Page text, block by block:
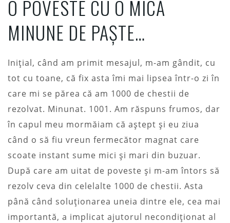
O POVESTE CU O MICĂ
MINUNE DE PAȘTE…
Inițial, când am primit mesajul, m-am gândit, cu
tot cu toane, că fix asta îmi mai lipsea într-o zi în
care mi se părea că am 1000 de chestii de
rezolvat. Minunat. 1001. Am răspuns frumos, dar
în capul meu mormăiam că aștept și eu ziua
când o să fiu vreun fermecător magnat care
scoate instant sume mici și mari din buzuar.
După care am uitat de poveste și m-am întors să
rezolv ceva din celelalte 1000 de chestii. Asta
până când soluționarea uneia dintre ele, cea mai
importantă, a implicat ajutorul necondiționat al